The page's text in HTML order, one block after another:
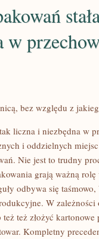
w
bez względu z
liczna i niezbędna w
i oddzielnych
Nie jest to trudny
grają ważną
odbywa się
W
też złożyć kartonowe
Kompletny